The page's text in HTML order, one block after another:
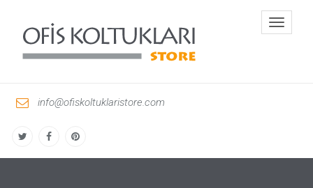
info@ofiskoltuklaristore.com
Toggle